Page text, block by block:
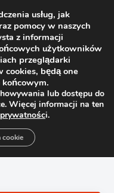
usług, jak
pomocy w naszych
z informacji
użytkowników
przeglądarki
cookies, będą one
końcowym.
lub dostępu do
Więcej informacji na ten
i.
cookie